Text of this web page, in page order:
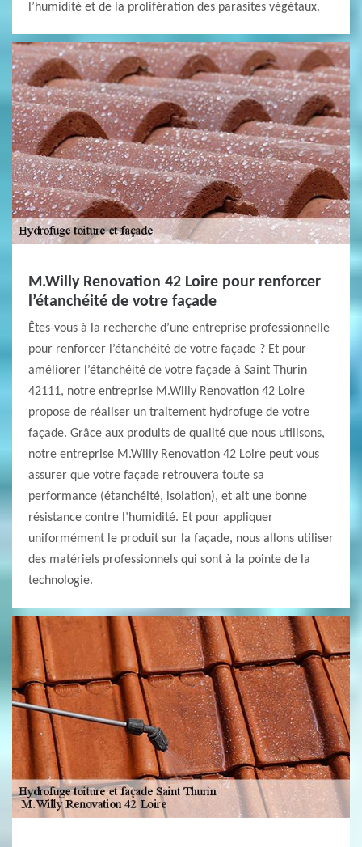
l’humidité et de la prolifération des parasites végétaux.
M.Willy Renovation 42 Loire pour renforcer
l’étanchéité de votre façade
Êtes-vous à la recherche d’une entreprise professionnelle
pour renforcer l’étanchéité de votre façade ? Et pour
améliorer l’étanchéité de votre façade à Saint Thurin
42111, notre entreprise M.Willy Renovation 42 Loire
propose de réaliser un traitement hydrofuge de votre
façade. Grâce aux produits de qualité que nous utilisons,
notre entreprise M.Willy Renovation 42 Loire peut vous
assurer que votre façade retrouvera toute sa
performance (étanchéité, isolation), et ait une bonne
résistance contre l’humidité. Et pour appliquer
uniformément le produit sur la façade, nous allons utiliser
des matériels professionnels qui sont à la pointe de la
technologie.